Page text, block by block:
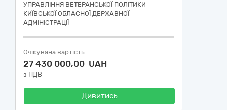
УПРАВЛІННЯ ВЕТЕРАНСЬКОЇ ПОЛІТИКИ
КИЇВСЬКОЇ ОБЛАСНОЇ ДЕРЖАВНОЇ
АДМІНІСТРАЦІЇ
Очікувана вартість
27 430 000,00 UAH
з ПДВ
Дивитись